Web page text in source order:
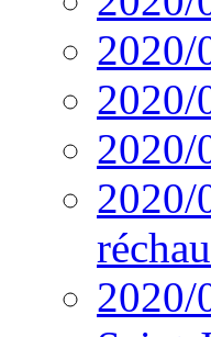
2020/
2020/
2020/
2020/
2020/